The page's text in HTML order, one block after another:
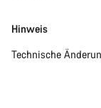
Hinweis
Technische